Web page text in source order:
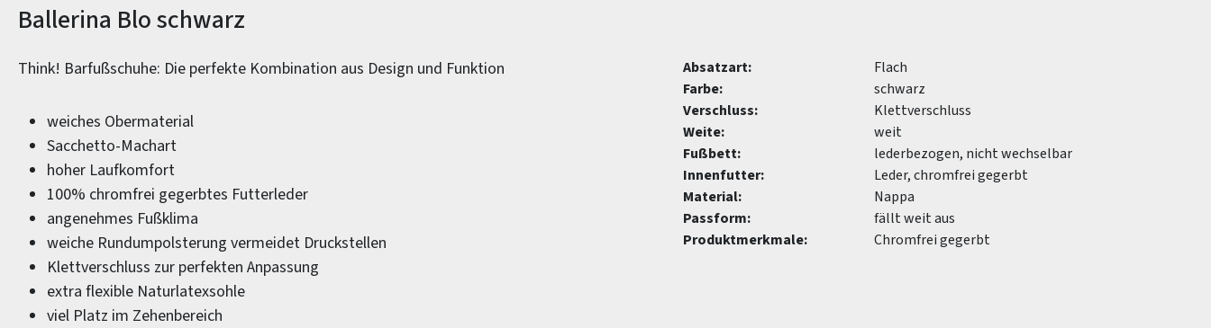
Produktinformationen
Ballerina Blo schwarz
Think! Barfußschuhe: Die perfekte Kombination aus Design und Funktion
weiches Obermaterial
Sacchetto-Machart
hoher Laufkomfort
100% chromfrei gegerbtes Futterleder
angenehmes Fußklima
weiche Rundumpolsterung vermeidet Druckstellen
Klettverschluss zur perfekten Anpassung
extra flexible Naturlatexsohle
viel Platz im Zehenbereich
Absatzart:
Flach
Farbe:
schwarz
Verschluss:
Klettverschluss
Weite:
weit
Fußbett:
lederbezogen, nicht wechselbar
Innenfutter:
Leder, chromfrei gegerbt
Material:
Nappa
Passform:
fällt weit aus
Produktmerkmale:
Chromfrei gegerbt